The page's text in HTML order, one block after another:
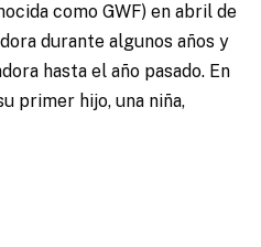
como GWF) en abril de
durante algunos años y
hasta el año pasado. En
primer hijo, una niña,